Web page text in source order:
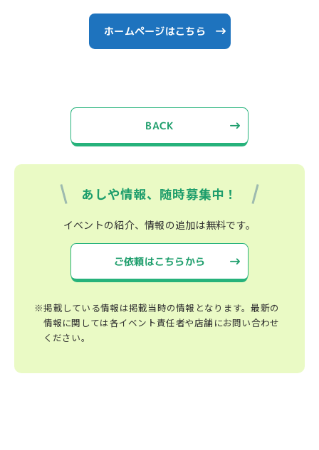
ホームページはこちら
BACK
あしや情報、随時募集中！
イベントの紹介、情報の追加は無料です。
ご依頼はこちらから
※掲載している情報は掲載当時の情報となります。最新の
情報に関しては各イベント責任者や店舗にお問い合わせ
ください。